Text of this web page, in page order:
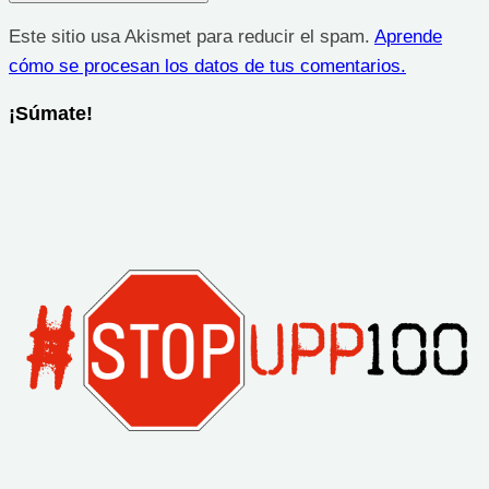
Este sitio usa Akismet para reducir el spam. Aprende
cómo se procesan los datos de tus comentarios.
¡Súmate!